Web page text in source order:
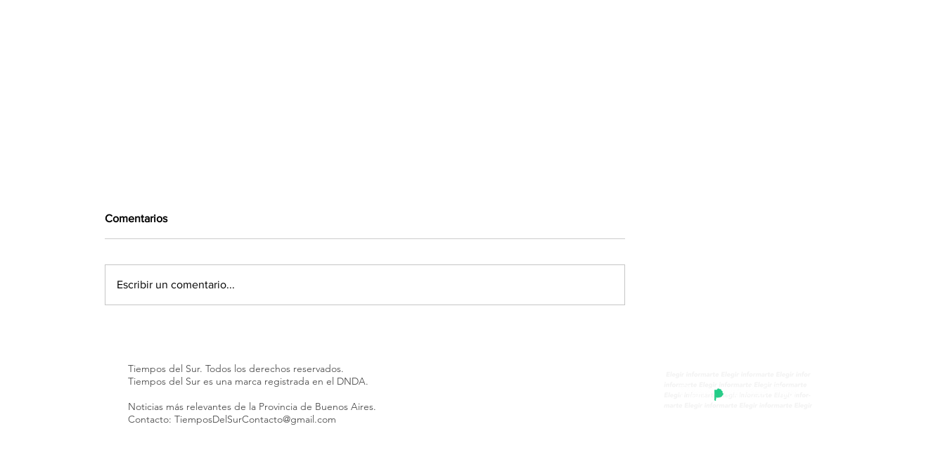
redes
Comentarios
Escribir un comentario...
Tiempos del Sur. Todos los derechos reservados.
Tiempos del Sur es una marca registrada en el DNDA.
Noticias más relevantes de la Provincia de Buenos Aires.
Contacto: TiemposDelSurContacto@gmail.com